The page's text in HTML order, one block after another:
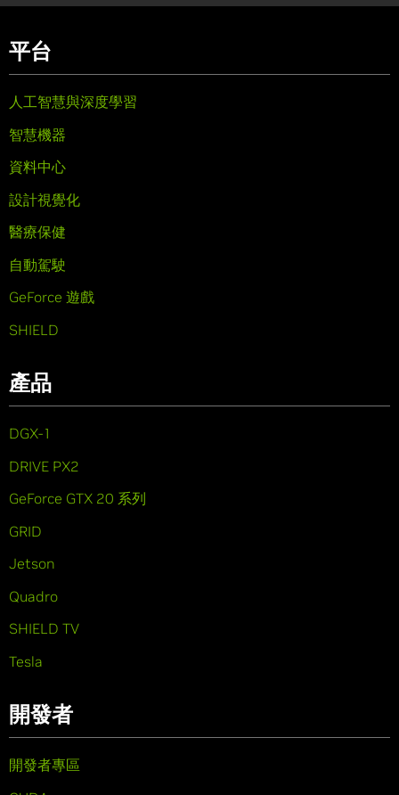
平台
人工智慧與深度學習
智慧機器
資料中心
設計視覺化
醫療保健
自動駕駛
GeForce 遊戲
SHIELD
產品
DGX-1
DRIVE PX2
GeForce GTX 20 系列
GRID
Jetson
Quadro
SHIELD TV
Tesla
開發者
開發者專區